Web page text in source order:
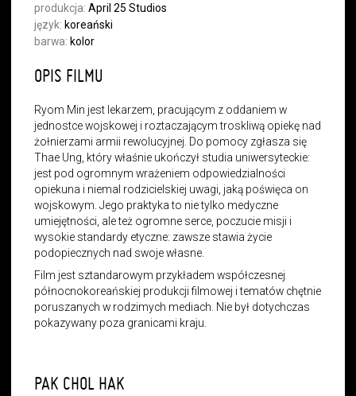
produkcja:April 25 Studios
język: koreański
barwa: kolor
OPIS FILMU
Ryom Min jest lekarzem, pracującym z oddaniem w
jednostce wojskowej i roztaczającym troskliwą opiekę nad
żołnierzami armii rewolucyjnej. Do pomocy zgłasza się
Thae Ung, który właśnie ukończył studia uniwersyteckie:
jest pod ogromnym wrażeniem odpowiedzialności
opiekuna i niemal rodzicielskiej uwagi, jaką poświęca on
wojskowym. Jego praktyka to nie tylko medyczne
umiejętności, ale też ogromne serce, poczucie misji i
wysokie standardy etyczne: zawsze stawia życie
podopiecznych nad swoje własne.
Film jest sztandarowym przykładem współczesnej
północnokoreańskiej produkcji filmowej i tematów chętnie
poruszanych w rodzimych mediach. Nie był dotychczas
pokazywany poza granicami kraju.
PAK CHOL HAK